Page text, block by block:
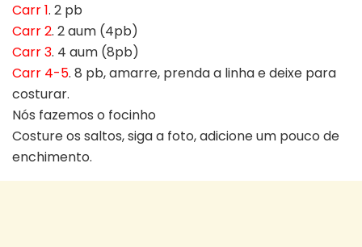
Carr 1. 2 pb
Carr 2. 2 aum (4pb)
Carr 3. 4 aum (8pb)
Carr 4-5. 8 pb, amarre, prenda a linha e deixe para
costurar.
Nós fazemos o focinho
Costure os saltos, siga a foto, adicione um pouco de
enchimento.